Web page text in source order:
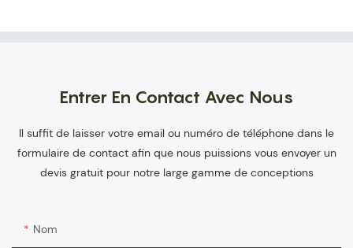
Entrer En Contact Avec Nous
Il suffit de laisser votre email ou numéro de téléphone dans le
formulaire de contact afin que nous puissions vous envoyer un
devis gratuit pour notre large gamme de conceptions
Nom